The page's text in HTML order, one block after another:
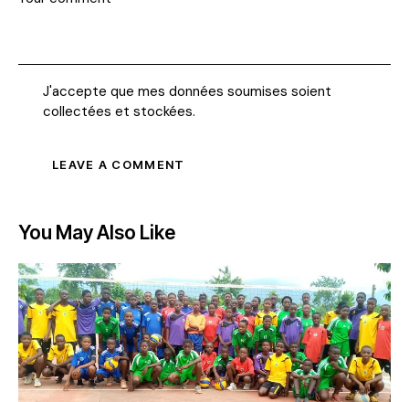
J'accepte que mes données soumises soient
collectées et stockées.
You May Also Like